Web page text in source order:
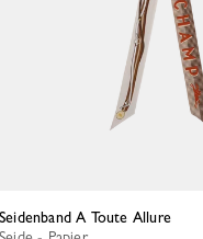
Seidenband A Toute Allure